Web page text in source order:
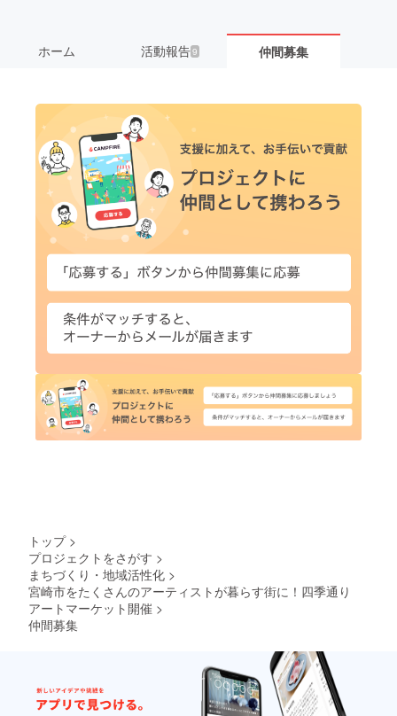
ホーム 活動報告9 仲間募集
トップ >
プロジェクトをさがす >
まちづくり・地域活性化 >
宮崎市をたくさんのアーティストが暮らす街に！四季通り
アートマーケット開催 >
仲間募集